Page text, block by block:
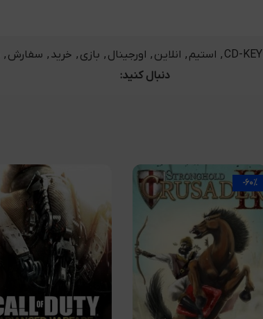
CD-KEY
, استیم , انلاین , اورجینال , بازی , خرید , سفارش ,
دنبال کنید:
-60%